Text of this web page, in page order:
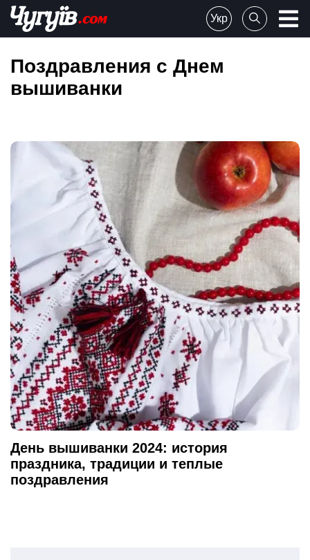
Skip
content
Chuguiv
Укр
Поздравления с Днем
вышиванки
День вышиванки 2024: история
праздника, традиции и теплые
поздравления